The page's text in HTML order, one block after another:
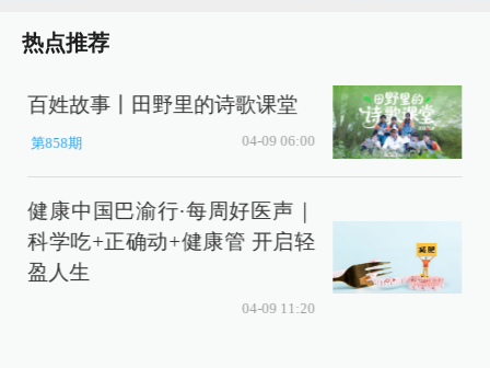
热点推荐
百姓故事丨田野里的诗歌课堂
第858期 04-09 06:00
健康中国巴渝行·每周好医声｜
科学吃+正确动+健康管 开启轻
盈人生
04-09 11:20